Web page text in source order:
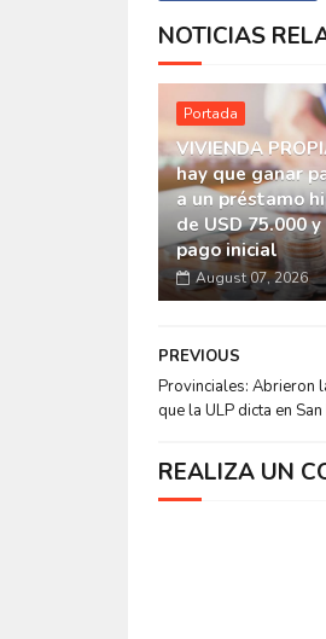
NOTICIAS
Portada
VIVIENDA
hay que ganar
a un préstamo
de USD 75.000
pago inicial
August 07, 2026
PREVIOUS
Provinciales: Abrieron
que la ULP dicta en San
REALIZA UN